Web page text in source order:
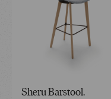
Sheru Barstool.